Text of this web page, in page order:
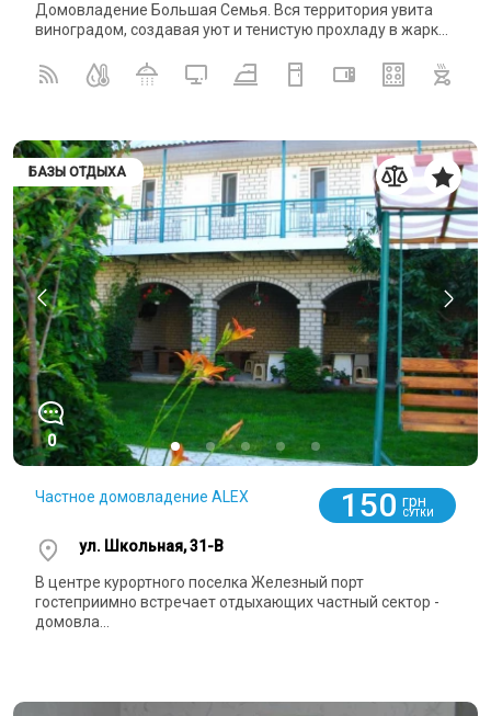
Домовладение Большая Семья. Вся территория увита
виноградом, создавая уют и тенистую прохладу в жарк...
БАЗЫ ОТДЫХА
0
Частное домовладение ALEX 150 грн
СУТКИ
ул. Школьная, 31-В
В центре курортного поселка Железный порт
гостеприимно встречает отдыхающих частный сектор -
домовла...